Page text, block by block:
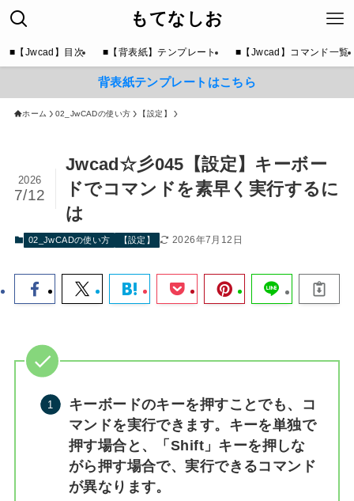
もてなしお
■【Jwcad】目次 ■【背表紙】テンプレート ■【Jwcad】コマンド一覧
背表紙テンプレートはこちら
ホーム 02_JwCADの使い方 【設定】
Jwcad☆彡045【設定】キーボー
ドでコマンドを素早く実行するに
は
2026
7/12
02_JwCADの使い方 【設定】 2026年7月12日
キーボードのキーを押すことでも、コ
マンドを実行できます。キーを単独で
押す場合と、「Shift」キーを押しな
がら押す場合で、実行できるコマンド
が異なります。